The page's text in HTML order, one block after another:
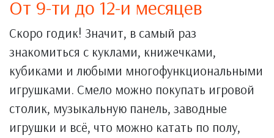
От 9-ти до 12-и месяцев
Скоро годик! Значит, в самый раз
знакомиться с куклами, книжечками,
кубиками и любыми многофункциональными
игрушками. Смело можно покупать игровой
столик, музыкальную панель, заводные
игрушки и всё, что можно катать по полу,